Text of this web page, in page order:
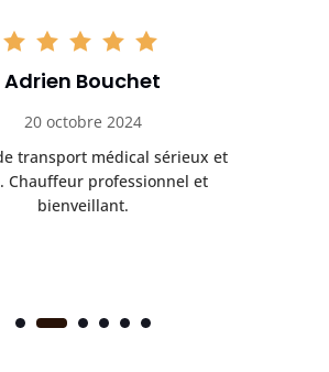
Adrien Bouchet
20 octobre 2024
transport médical sérieux et
Chauffeur professionnel et
bienveillant.